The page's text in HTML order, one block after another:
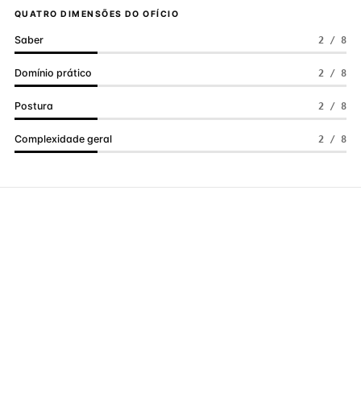
QUATRO DIMENSÕES DO OFÍCIO
Saber 2 / 8
Domínio prático 2 / 8
Postura 2 / 8
Complexidade geral 2 / 8